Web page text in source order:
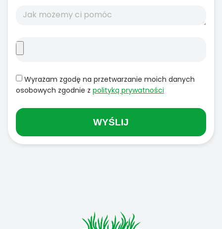
Wyrażam zgodę na przetwarzanie moich danych
osobowych zgodnie z polityką prywatności
WYŚLIJ